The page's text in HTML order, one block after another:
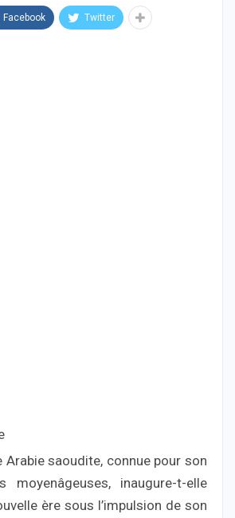
Facebook Twitter
saoudite, connue pour son
moyenâgeuses, inaugure-t-elle
ère sous l’impulsion de son